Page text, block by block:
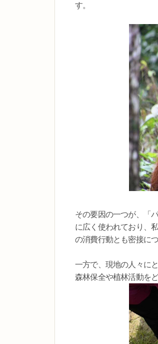
す。
その要因の一つが、「
に広く使われており、
の消費行動とも密接に
一方で、現地の人々に
森林保全や植林活動を